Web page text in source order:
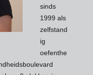
sinds
1999 als
zelfstand
ig
oefenthe